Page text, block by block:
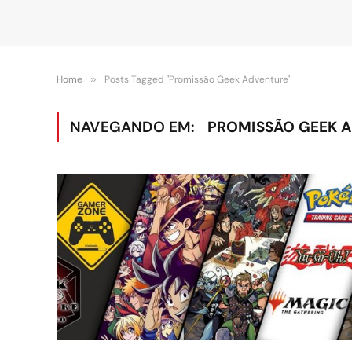
Home » Posts Tagged "Promissão Geek Adventure"
NAVEGANDO EM: PROMISSÃO GEEK